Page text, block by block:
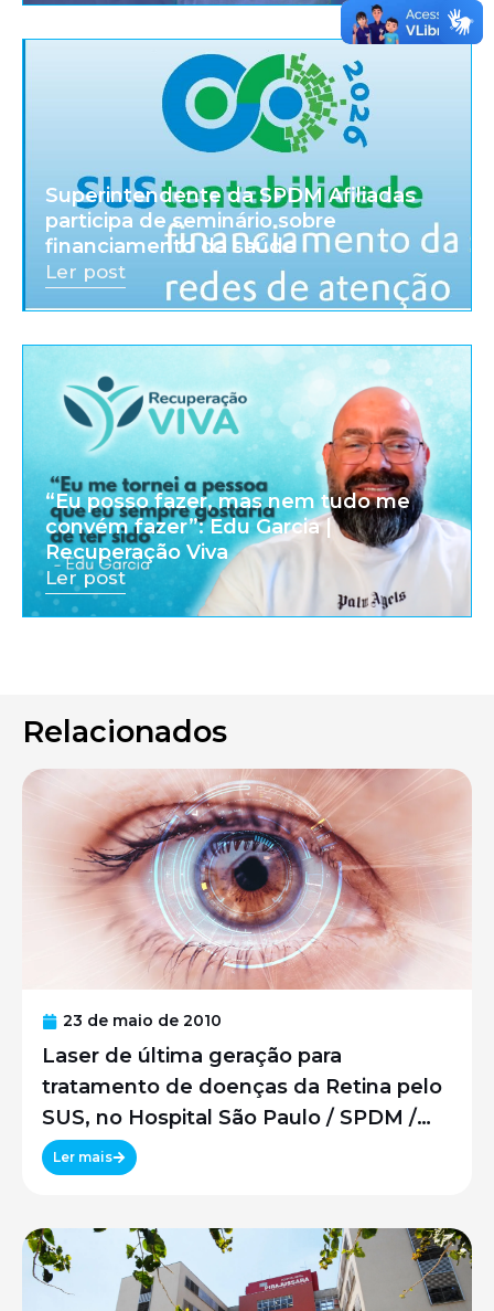
Superintendente da SPDM Afiliadas
participa de seminário sobre
financiamento da saúde
Ler post
“Eu posso fazer, mas nem tudo me
convém fazer”: Edu Garcia |
Recuperação Viva
Ler post
Relacionados
23 de maio de 2010
Laser de última geração para
tratamento de doenças da Retina pelo
SUS, no Hospital São Paulo / SPDM /
UNIFESP
Ler mais